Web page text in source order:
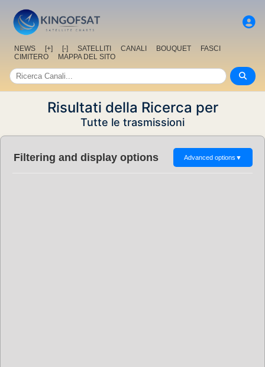
NEWS [+] [-] SATELLITI CANALI BOUQUET
FASCI
CIMITERO
MAPPA DEL SITO
Risultati della Ricerca per
Tutte le trasmissioni
Filtering and display options Advanced options ▼